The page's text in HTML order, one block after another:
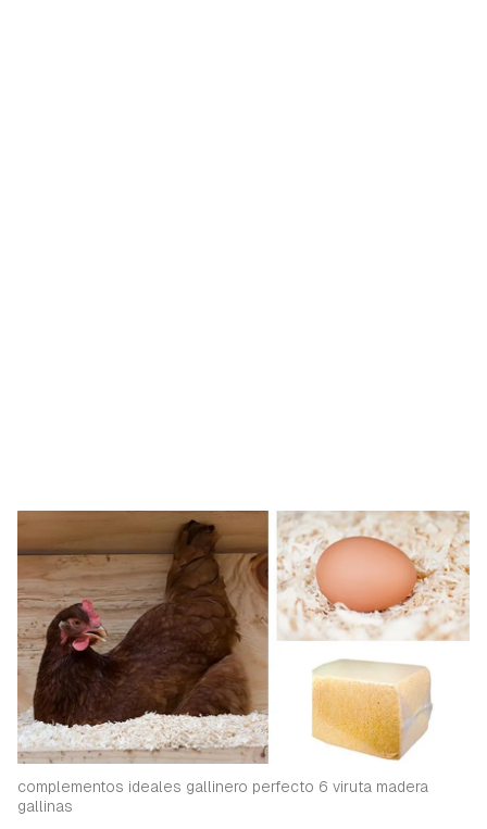
complementos ideales gallinero perfecto 6 viruta madera
gallinas